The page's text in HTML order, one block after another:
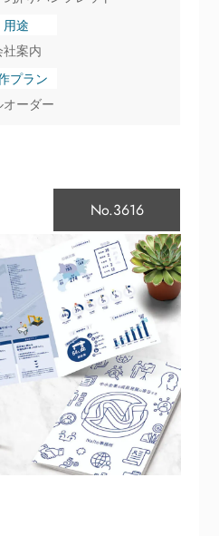
用途
社案内
プラン
オーダー
No.3616